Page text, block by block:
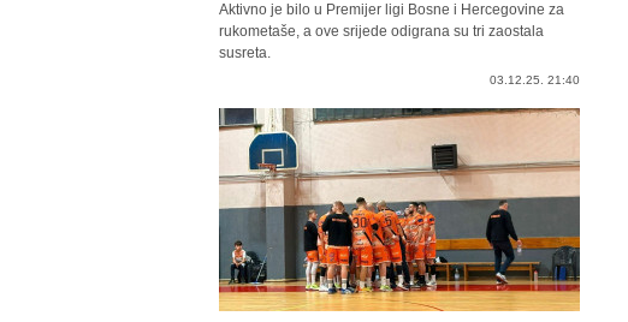
Aktivno je bilo u Premijer ligi Bosne i Hercegovine za
rukometaše, a ove srijede odigrana su tri zaostala
susreta.
03.12.25. 21:40